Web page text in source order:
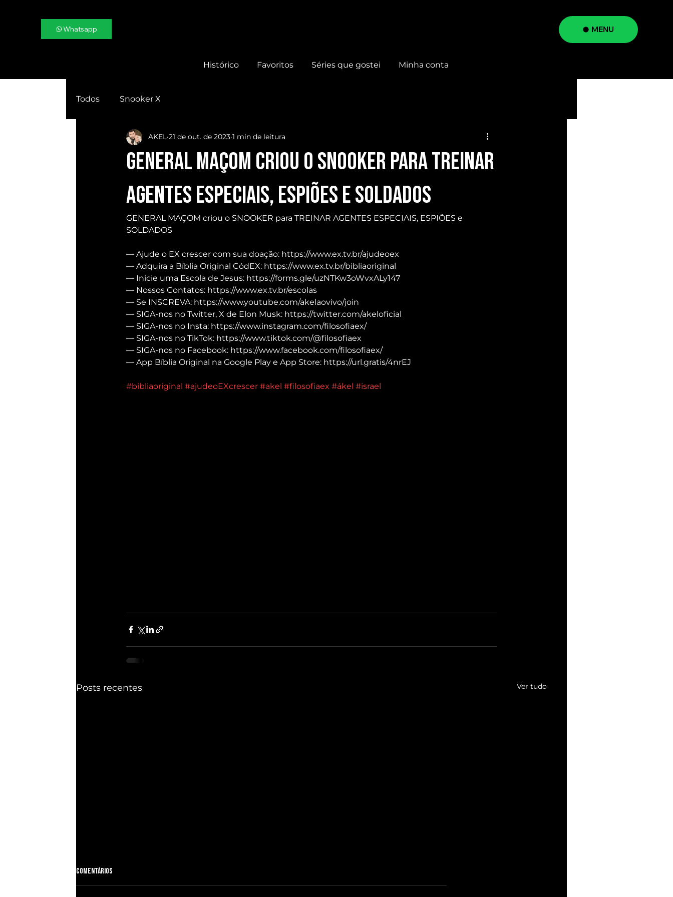
MENU
Whatsapp
Histórico Favoritos Séries que gostei Minha conta
Todos Snooker X
GENERAL MAÇOM criou o SNOOKER para TREINAR
AGENTES ESPECIAIS, ESPIÕES e SOLDADOS
AKEL 21 de out. de 2023 1 min de leitura
GENERAL MAÇOM criou o SNOOKER para TREINAR AGENTES ESPECIAIS, ESPIÕES e
SOLDADOS
— Ajude o EX crescer com sua doação: https://www.ex.tv.br/ajudeoex
— Adquira a Bíblia Original CódEX: https://www.ex.tv.br/bibliaoriginal
— Inicie uma Escola de Jesus: https://forms.gle/uzNTKw3oWvxALy147
— Nossos Contatos: https://www.ex.tv.br/escolas
— Se INSCREVA: https://www.youtube.com/akelaovivo/join
— SIGA-nos no Twitter, X de Elon Musk: https://twitter.com/akeloficial
— SIGA-nos no Insta: https://www.instagram.com/filosofiaex/
— SIGA-nos no TikTok: https://www.tiktok.com/@filosofiaex
— SIGA-nos no Facebook: https://www.facebook.com/filosofiaex/
— App Bíblia Original na Google Play e App Store: https://url.gratis/4nrEJ
#bibliaoriginal #ajudeoEXcrescer #akel #filosofiaex #ákel #israel
Posts recentes Ver tudo
Comentários